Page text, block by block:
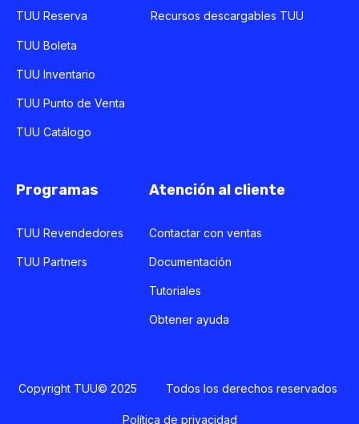
TUU Reserva
TUU Boleta
TUU Inventario
TUU Punto de Venta
TUU Catálogo
Recursos descargables TUU
Programas
TUU Revendedores
TUU Partners
Atención al cliente
Contactar con ventas
Documentación
Tutoriales
Obtener ayuda
Copyright TUU© 2025 Todos los derechos reservados
Política de privacidad